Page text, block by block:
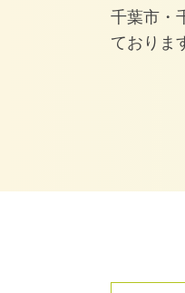
千葉市・
ておりま